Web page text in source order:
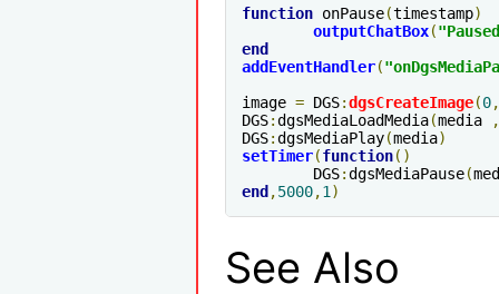
function onPause(timestamp)
outputChatBox(
end
addEventHandler(
image = DGS:dgsCreateImage(0,
DGS:dgsMediaLoadMedia(media
,
DGS:dgsMediaPlay(media)
setTimer(function()
	DGS
:dgsMediaPause(
end ,5000,1 )
See Also